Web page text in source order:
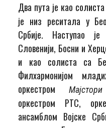
Два пута је као
је низ реситала у
Србије. Наступао
Словенији, Босни и
и као солиста са
Филхармонијом
оркестром
оркестром РТС,
ансамблом Војске